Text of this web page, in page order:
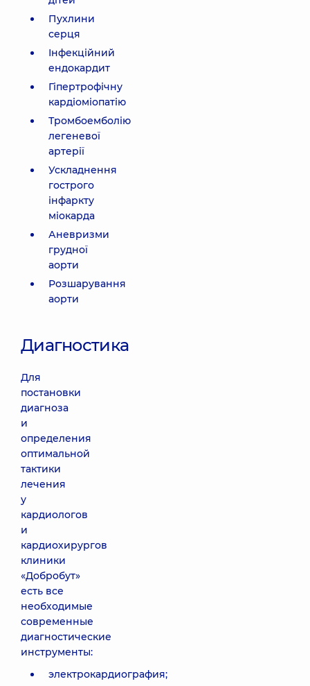
Пухлини
серця
Інфекційний
ендокардит
Гіпертрофічну
кардіоміопатію
Тромбоемболію
легеневої
артерії
Ускладнення
гострого
інфаркту
міокарда
Аневризми
грудної
аорти
Розшарування
аорти
Диагностика
Для
постановки
диагноза
и
определения
оптимальной
тактики
лечения
у
кардиологов
и
кардиохирургов
клиники
«Добробут»
есть все
необходимые
современные
диагностические
инструменты:
электрокардиография;